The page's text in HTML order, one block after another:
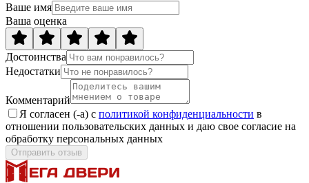
Ваше имя
Ваша оценка
Достоинства
Недостатки
Комментарий
Я согласен (-а) с политикой конфиденциальности в
отношении пользовательских данных и даю свое согласие на
обработку персональных данных
Отправить отзыв